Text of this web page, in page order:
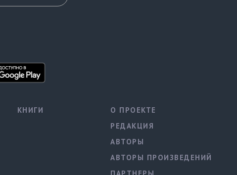
КНИГИ
О ПРОЕКТЕ
РЕДАКЦИЯ
АВТОРЫ
АВТОРЫ ПРОИЗВЕДЕНИЙ